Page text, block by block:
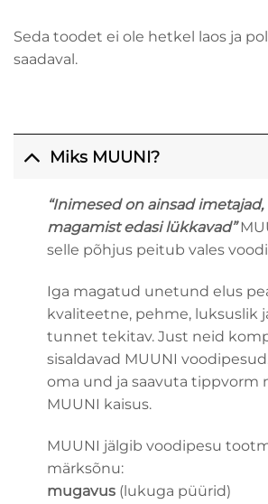
Seda toodet ei ole hetkel laos ja
saadaval.
Miks MUUNI?
“Inimesed on ainsad imetajad,
magamist edasi lükkavad”
selle põhjus peitub vales
Iga magatud unetund elus
kvaliteetne, pehme, luksuslik
tunnet tekitav. Just neid
sisaldavad MUUNI
oma und ja saavuta tippvorm
MUUNI kaisus.
MUUNI jälgib voodipesu
märksõnu:
mugavus(lukuga püürid)